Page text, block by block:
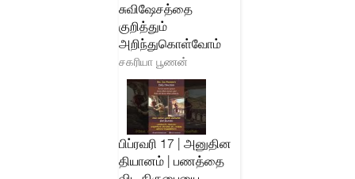
சுவிஷேசத்தை
குறித்தும்
அறிந்துகொள்வோம்
சகரியா பூணன்
பிப்ரவரி 17 | அனுதின
தியானம் | பணத்தை